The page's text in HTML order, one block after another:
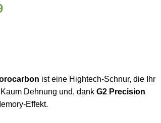
Preisspanne:
ist eine Hightech-Schnur, die Ihr
Dehnung und, dank G2 Precision
Effekt.